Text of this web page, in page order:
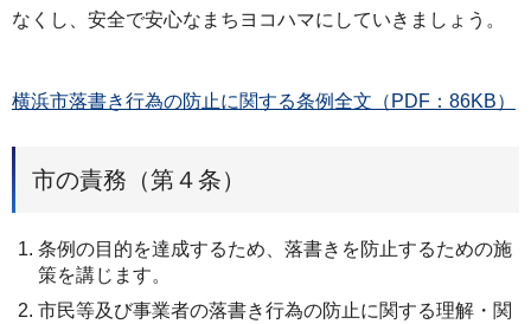
なくし、安全で安心なまちヨコハマにしていきましょう。
横浜市落書き行為の防止に関する条例全文（PDF：86KB）
市の責務（第４条）
条例の目的を達成するため、落書きを防止するための施
策を講じます。
市民等及び事業者の落書き行為の防止に関する理解・関